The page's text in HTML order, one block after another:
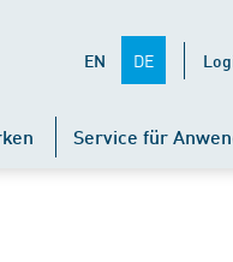
EN DE
Service für